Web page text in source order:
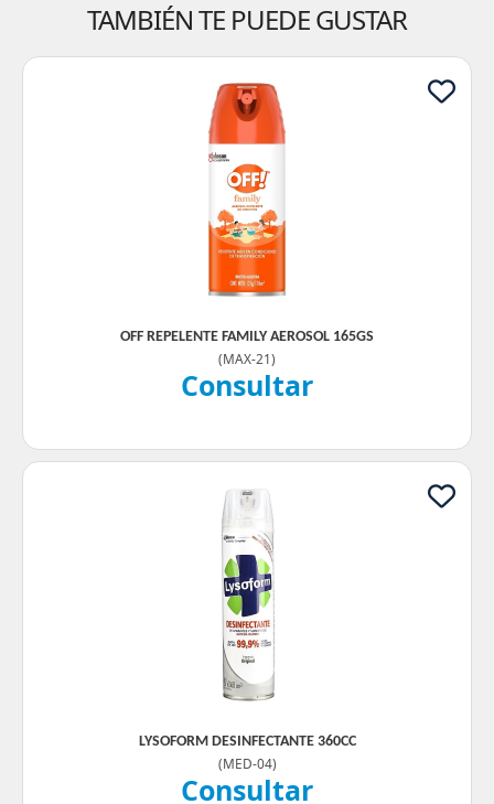
TAMBIÉN TE PUEDE GUSTAR
OFF REPELENTE FAMILY AEROSOL 165GS
(MAX-21)
Consultar
LYSOFORM DESINFECTANTE 360CC
(MED-04)
Consultar